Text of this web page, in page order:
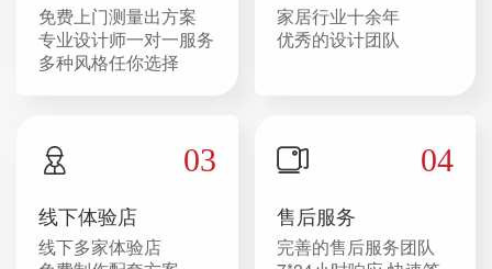
免费上门测量出方案
专业设计师一对一服务
多种风格任你选择
家居行业十余年
优秀的设计团队
03
线下体验店
线下多家体验店
04
售后服务
完善的售后服务团队